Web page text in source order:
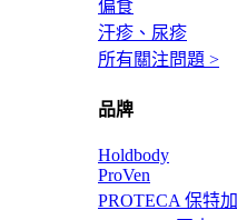
偏食
汗疹、尿疹
所有關注問題 >
品牌
Holdbody
ProVen
PROTECA 保特加